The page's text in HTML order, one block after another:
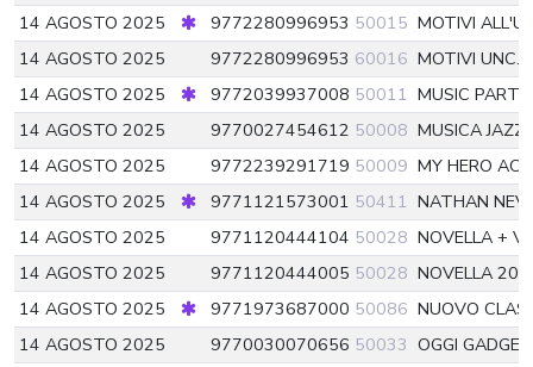
14 AGOSTO 2025
9772280996953 50015 MOTIVI
14 AGOSTO 2025
9772280996953 60016 MOTIVI
14 AGOSTO 2025
9772039937008 50011 MUSIC
14 AGOSTO 2025
9770027454612 50008 MUSICA JAZZ
14 AGOSTO 2025
9772239291719 50009 MY HERO
14 AGOSTO 2025
9771121573001 50411 NATHAN
14 AGOSTO 2025
9771120444104 50028 NOVELLA +
14 AGOSTO 2025
9771120444005 50028 NOVELLA
14 AGOSTO 2025
9771973687000 50086 NUOVO
14 AGOSTO 2025
9770030070656 50033 OGGI